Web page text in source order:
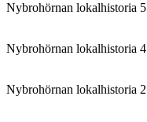
Nybrohörnan lokalhistoria 5
Nybrohörnan lokalhistoria 4
Nybrohörnan lokalhistoria 2